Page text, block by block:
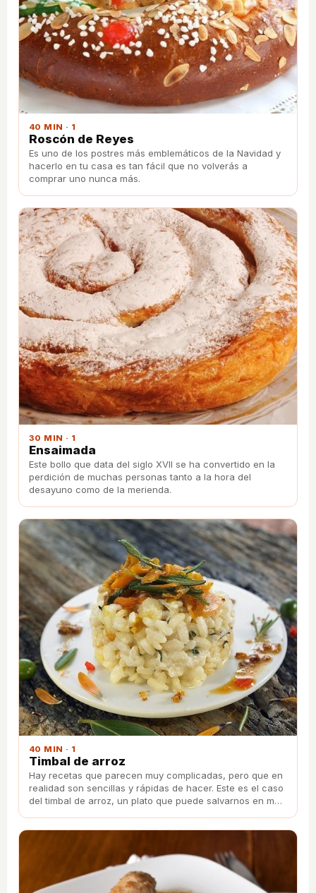
40 MIN · 1
Roscón de Reyes
Es uno de los postres más emblemáticos de la Navidad y
hacerlo en tu casa es tan fácil que no volverás a
comprar uno nunca más.
30 MIN · 1
Ensaimada
Este bollo que data del siglo XVII se ha convertido en la
perdición de muchas personas tanto a la hora del
desayuno como de la merienda.
40 MIN · 1
Timbal de arroz
Hay recetas que parecen muy complicadas, pero que en
realidad son sencillas y rápidas de hacer. Este es el caso
del timbal de arroz, un plato que puede salvarnos en más